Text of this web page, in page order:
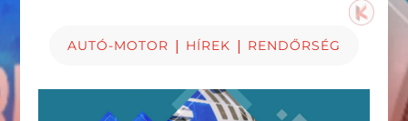
AUTÓ-MOTOR | HÍREK | RENDŐRSÉG